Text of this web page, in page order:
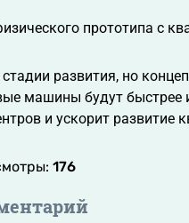
прототипа с
развития, но
машины будут
и ускорит развитие
176